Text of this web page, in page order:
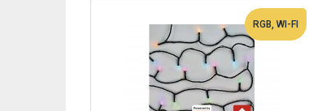
RGB, WI-FI